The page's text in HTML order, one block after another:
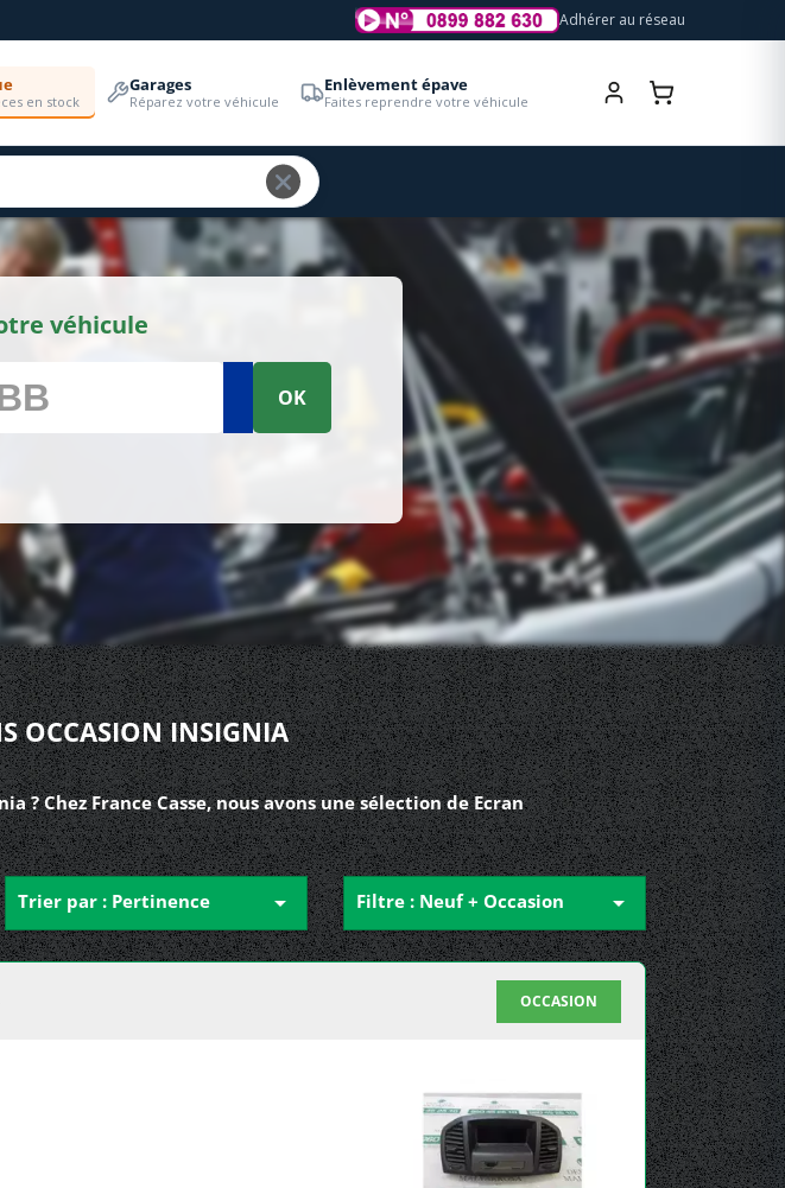
Adhérer au réseau
en stock
Garages
Réparez votre véhicule
Enlèvement épave
Faites reprendre votre véhicule
véhicule
OK
OCCASION INSIGNIA
? Chez France Casse, nous avons une sélection de Ecran
Trier par : Pertinence  Filtre : Neuf + Occasion 
OCCASION